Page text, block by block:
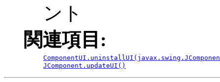
ント
関連項目:
JComponent.updateUI()